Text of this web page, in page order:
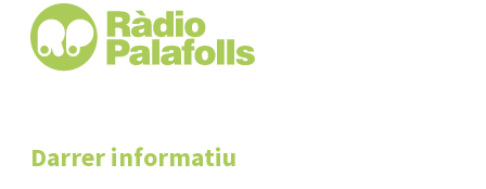
Darrer informatiu